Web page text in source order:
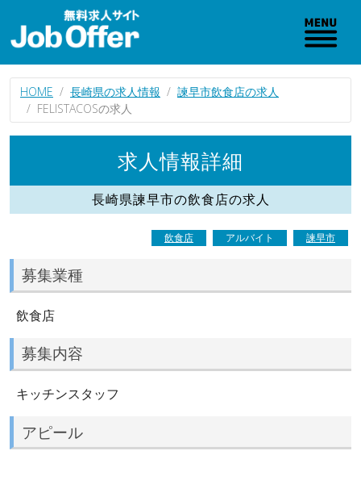
HOME 長崎県の求人情報
諫早市飲食店の求人
FELISTACOSの求人
求人情報詳細
長崎県諫早市の飲食店の求人
飲食店 アルバイト 諫早市
募集業種
飲食店
募集内容
キッチンスタッフ
アピール